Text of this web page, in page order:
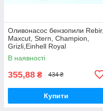
Оливонасос бензопили Rebir,
Maxcut, Stern, Champion,
Grizli,Einhell Royal
В наявності
355,88 ₴ 434 ₴
Купити